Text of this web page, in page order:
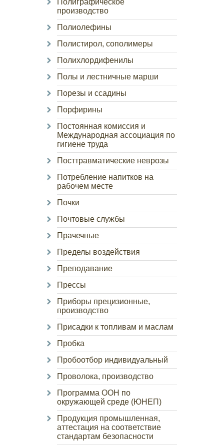
Полиграфическое
производство
Полиолефины
Полистирол, сополимеры
Полихлордифенилы
Полы и лестничные марши
Порезы и ссадины
Порфирины
Постоянная комиссия и
Международная ассоциация по
гигиене труда
Посттравматические неврозы
Потребление напитков на
рабочем месте
Почки
Почтовые службы
Прачечные
Пределы воздействия
Преподавание
Прессы
Приборы прецизионные,
производство
Присадки к топливам и маслам
Пробка
Пробоотбор индивидуальный
Проволока, производство
Программа ООН по
окружающей среде (ЮНЕП)
Продукция промышленная,
аттестация на соответствие
стандартам безопасности